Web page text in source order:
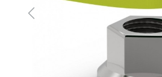
Previous